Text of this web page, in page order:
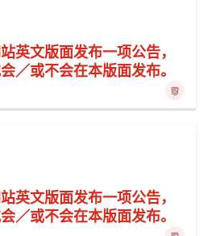
英文版面发布一项公告，
／或不会在本版面发布。
英文版面发布一项公告，
／或不会在本版面发布。